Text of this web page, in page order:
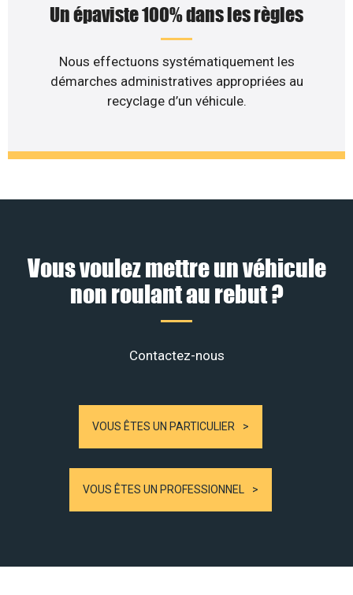
Un épaviste 100% dans les règles
Nous effectuons systématiquement les
démarches administratives appropriées au
recyclage d’un véhicule.
Vous voulez mettre un véhicule
non roulant au rebut ?
Contactez-nous
VOUS ÊTES UN PARTICULIER
VOUS ÊTES UN PROFESSIONNEL